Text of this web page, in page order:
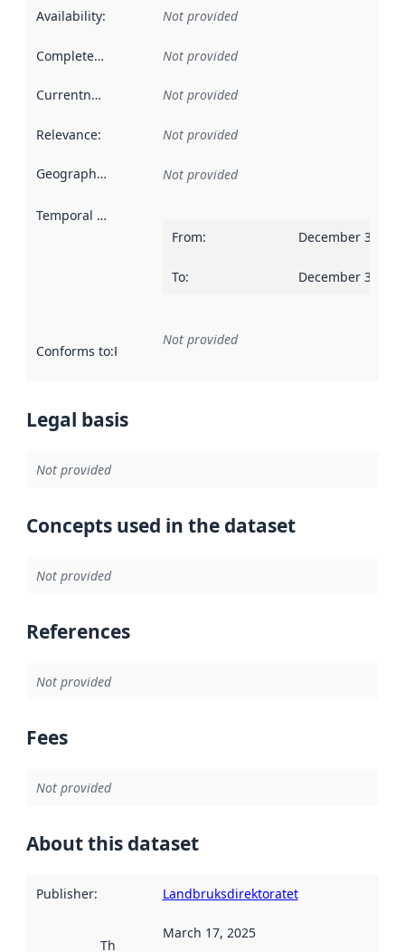
Availability: Not provided
Completeness Not provided
Currentness Not provided
Relevance: Not provided
Geographical scope Not provided
Temporal scope
From: December 31,
To: December 30,
Conforms to:Reference to an implementation rule or other
Not provided
Legal basis
Not provided
Concepts used in the dataset
Not provided
References
Not provided
Fees
Not provided
About this dataset
Publisher: Landbruksdirektoratet
This date
March 17, 2025